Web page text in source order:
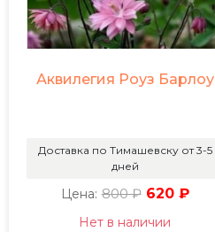
Аквилегия Роуз Барлоу
Доставка по Тимашевску от 3-5
дней
Цена: 800 ₽ 620 ₽
Нет в наличии